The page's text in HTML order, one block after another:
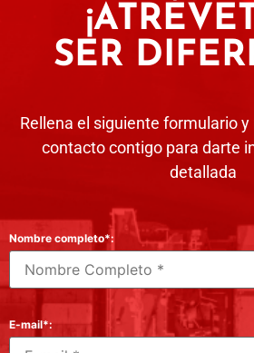
SER
Rellena el siguiente formulario
contacto contigo para darte
detallada
Nombre completo*:
E-mail*: